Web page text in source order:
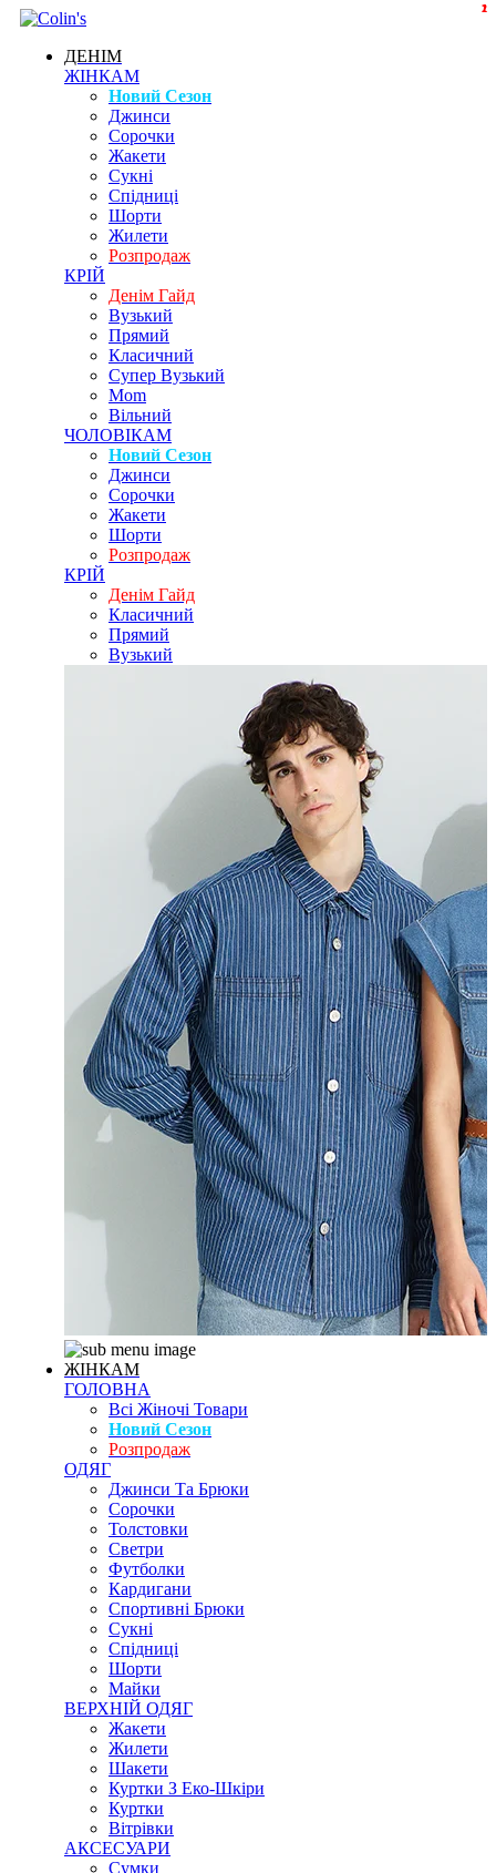
ДЕНІМ
ЖІНКАМ
Новий Сезон
Джинси
Сорочки
Жакети
Сукні
Спідниці
Шорти
Жилети
Розпродаж
КРІЙ
Денім Гайд
Вузький
Прямий
Класичний
Супер Вузький
Mom
Вільний
ЧОЛОВІКАМ
Новий Сезон
Джинси
Сорочки
Жакети
Шорти
Розпродаж
КРІЙ
Денім Гайд
Класичний
Прямий
Вузький
ЖІНКАМ
ГОЛОВНА
Всі Жіночі Товари
Новий Сезон
Розпродаж
ОДЯГ
Джинси Та Брюки
Сорочки
Толстовки
Светри
Футболки
Кардигани
Спортивні Брюки
Сукні
Спідниці
Шорти
Майки
ВЕРХНІЙ ОДЯГ
Жакети
Жилети
Шакети
Куртки З Еко-Шкіри
Куртки
Вітрівки
АКСЕСУАРИ
Сумки
2
1
1